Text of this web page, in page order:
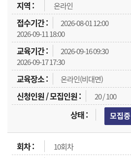
온라인
2026-08-01 12:00
2026-09-11 18:00
2026-09-16 09:30
2026-09-17 17:30
온라인(비대면)
20 / 100
모집중
10회차